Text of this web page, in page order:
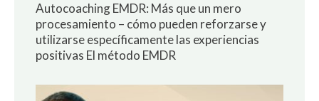
Autocoaching EMDR: Más que un mero
procesamiento – cómo pueden reforzarse y
utilizarse específicamente las experiencias
positivas El método EMDR